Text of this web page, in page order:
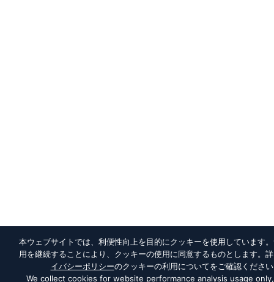
本ウェブサイトでは、利便性向上を目的にクッキーを使用しています
用を継続することにより、クッキーの使用に同意するものとします。
イバシーポリシーのクッキーの利用についてをご確認くださ
We collect cookies for website performance analysis usage